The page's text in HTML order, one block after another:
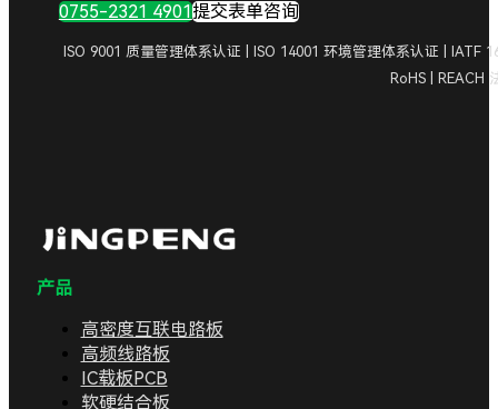
0755-2321 4901提交表单咨询
ISO 9001 质量管理体系认证 | ISO 14001 环境管理体系认证 | IATF
RoHS | REACH
产品
高密度互联电路板
高频线路板
IC载板PCB
软硬结合板